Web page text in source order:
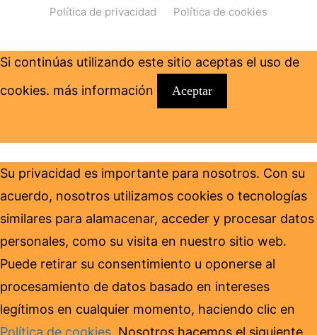
Política de privacidad
Política de cookies
Si continúas utilizando este sitio aceptas el uso de
cookies. más información Aceptar
Su privacidad es importante para nosotros. Con su
acuerdo, nosotros utilizamos cookies o tecnologías
similares para alamacenar, acceder y procesar datos
personales, como su visita en nuestro sitio web.
Puede retirar su consentimiento u oponerse al
procesamiento de datos basado en intereses
legítimos en cualquier momento, haciendo clic en
Política de cookies . Nosotros hacemos el siguiente